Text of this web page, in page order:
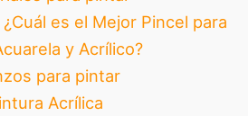
es el Mejor Pincel para
y Acrílico?
para pintar
Acrílica